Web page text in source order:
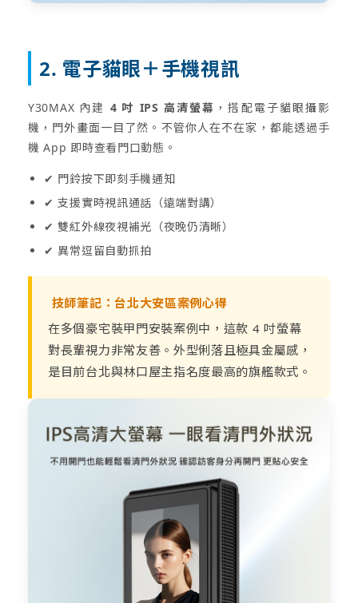
2. 電子貓眼＋手機視訊
Y30MAX 內建 4 吋 IPS 高清螢幕 ，搭配電子貓眼攝影
機，門外畫面一目了然。不管你人在不在家，都能透過手
機 App 即時查看門口動態。
✔ 門鈴按下即刻手機通知
✔ 支援實時視訊通話（遠端對講）
✔ 雙紅外線夜視補光（夜晚仍清晰）
✔ 異常逗留自動抓拍
技師筆記：台北大安區案例心得
在多個豪宅裝甲門安裝案例中，這款 4 吋螢幕
對長輩視力非常友善。外型俐落且極具金屬感，
是目前台北與林口屋主指名度最高的旗艦款式。